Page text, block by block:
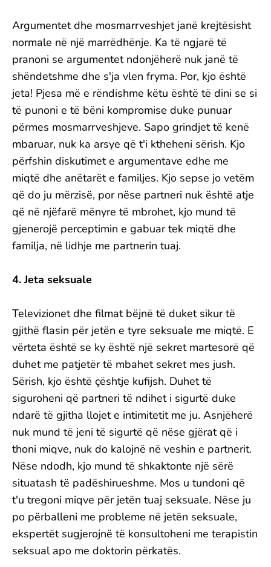
Argumentet dhe mosmarrveshjet janë krejtësisht
normale në një marrëdhënje. Ka të ngjarë të
pranoni se argumentet ndonjëherë nuk janë të
shëndetshme dhe s'ja vlen fryma. Por, kjo është
jeta! Pjesa më e rëndishme këtu është të dini se si
të punoni e të bëni kompromise duke punuar
përmes mosmarrveshjeve. Sapo grindjet të kenë
mbaruar, nuk ka arsye që t'i ktheheni sërish. Kjo
përfshin diskutimet e argumentave edhe me
miqtë dhe anëtarët e familjes. Kjo sepse jo vetëm
që do ju mërzisë, por nëse partneri nuk është atje
që në njëfarë mënyre të mbrohet, kjo mund të
gjenerojë perceptimin e gabuar tek miqtë dhe
familja, në lidhje me partnerin tuaj.
4. Jeta seksuale
Televizionet dhe filmat bëjnë të duket sikur të
gjithë flasin për jetën e tyre seksuale me miqtë. E
vërteta është se ky është një sekret martesorë që
duhet me patjetër të mbahet sekret mes jush.
Sërish, kjo është çështje kufijsh. Duhet të
siguroheni që partneri të ndihet i sigurtë duke
ndarë të gjitha llojet e intimitetit me ju. Asnjëherë
nuk mund të jeni të sigurtë që nëse gjërat që i
thoni miqve, nuk do kalojnë në veshin e partnerit.
Nëse ndodh, kjo mund të shkaktonte një sërë
situatash të padëshirueshme. Mos u tundoni që
t'u tregoni miqve për jetën tuaj seksuale. Nëse ju
po përballeni me probleme në jetën seksuale,
ekspertët sugjerojnë të konsultoheni me terapistin
seksual apo me doktorin përkatës.